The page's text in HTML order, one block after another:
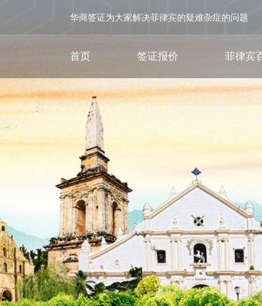
华商签证为大家解决菲律宾的疑难杂症的问题
首页 签证报价 菲律宾